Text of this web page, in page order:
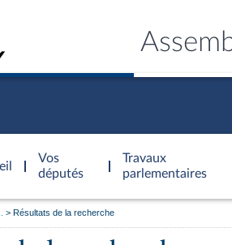
Vos
députés
Travaux
parlementaires
Résultats de la recherche